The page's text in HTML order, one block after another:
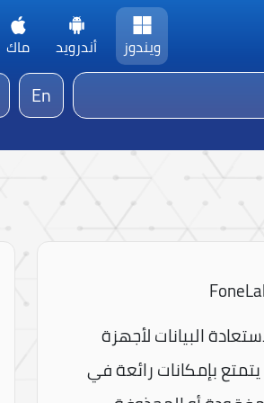
ويندوز أندرويد ماك
En
البيانات لأجهزة
iPhone و iPod و iPad يتمتع بإمكانات رائعة في